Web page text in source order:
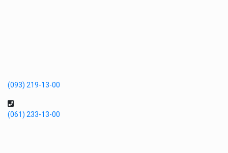
(093) 219-13-00
(061) 233-13-00